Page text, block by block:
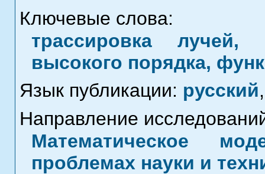
Ключевые слова:
трассировка лучей,
высокого порядка,
Язык публикации: русский,
Направление
Математическое
проблемах науки и